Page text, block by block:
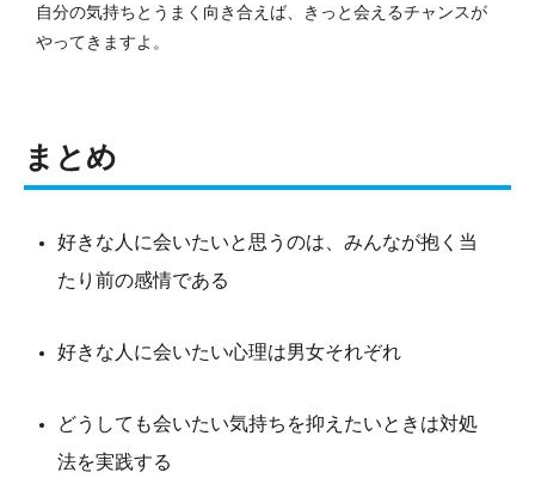
自分の気持ちとうまく向き合えば、きっと会えるチャンスが
やってきますよ。
まとめ
好きな人に会いたいと思うのは、みんなが抱く当
たり前の感情である
好きな人に会いたい心理は男女それぞれ
どうしても会いたい気持ちを抑えたいときは対処
法を実践する